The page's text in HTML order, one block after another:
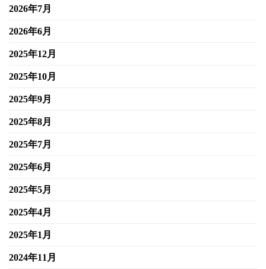
2026年7月
2026年6月
2025年12月
2025年10月
2025年9月
2025年8月
2025年7月
2025年6月
2025年5月
2025年4月
2025年1月
2024年11月